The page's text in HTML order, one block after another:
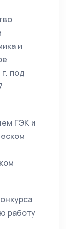
и
под
ГЭК и
работу